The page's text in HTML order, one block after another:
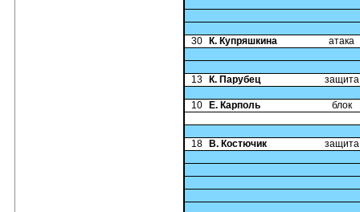
30 К. Купряшкина атака
13 К. Парубец защита
10 Е. Карполь блок
18 В. Костючик защита